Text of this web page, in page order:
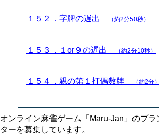
１５２．字牌の遅出 （約2分50秒）
１５３．１or９の遅出 （約2分10秒）
１５４．親の第１打偶数牌 （約2分）
オンライン麻雀ゲーム「Maru-Jan」のプラ
ターを募集しています。